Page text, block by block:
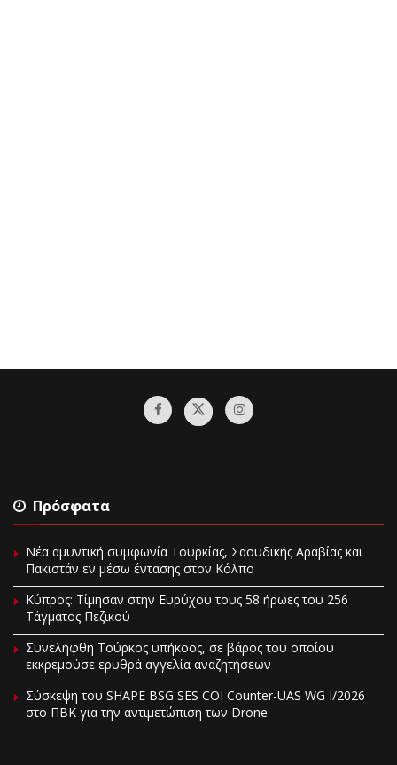
Πρόσφατα
Νέα αμυντική συμφωνία Τουρκίας, Σαουδικής Αραβίας και
Πακιστάν εν μέσω έντασης στον Κόλπο
Κύπρος: Τίμησαν στην Ευρύχου τους 58 ήρωες του 256
Τάγματος Πεζικού
Συνελήφθη Τούρκος υπήκοος, σε βάρος του οποίου
εκκρεμούσε ερυθρά αγγελία αναζητήσεων
Σύσκεψη του SHAPE BSG SES COI Counter-UAS WG I/2026
στο ΠΒΚ για την αντιμετώπιση των Drone